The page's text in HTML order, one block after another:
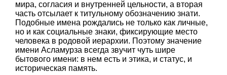
мира, согласия и внутренней цельности, а вторая
часть отсылает к титульному обозначению знати.
Подобные имена рождались не только как личные,
но и как социальные знаки, фиксирующие место
человека в родовой иерархии. Поэтому значение
имени Асламурза всегда звучит чуть шире
бытового имени: в нем есть и этика, и статус, и
историческая память.